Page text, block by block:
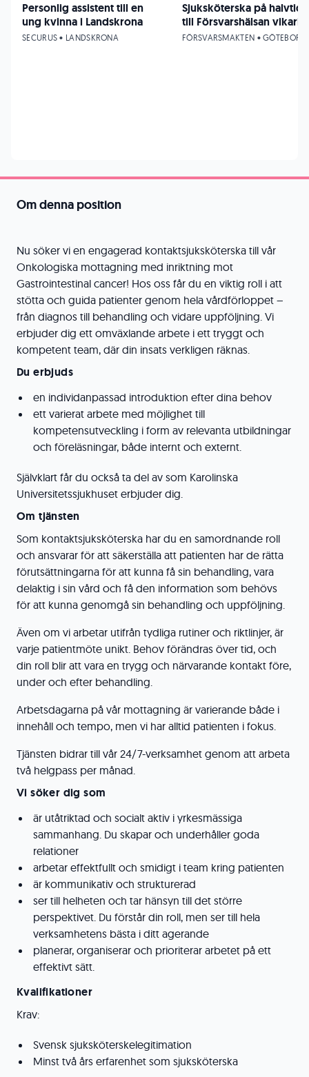
Om denna position
Nu söker vi en engagerad kontaktsjuksköterska till vår
Onkologiska mottagning med inriktning mot
Gastrointestinal cancer! Hos oss får du en viktig roll i att
stötta och guida patienter genom hela vårdförloppet –
från diagnos till behandling och vidare uppföljning. Vi
erbjuder dig ett omväxlande arbete i ett tryggt och
kompetent team, där din insats verkligen räknas.
Du erbjuds
en individanpassad introduktion efter dina behov
ett varierat arbete med möjlighet till
kompetensutveckling i form av relevanta utbildningar
och föreläsningar, både internt och externt.
Självklart får du också ta del av som Karolinska
Universitetssjukhuset erbjuder dig.
Om tjänsten
Som kontaktsjuksköterska har du en samordnande roll
och ansvarar för att säkerställa att patienten har de rätta
förutsättningarna för att kunna få sin behandling, vara
delaktig i sin vård och få den information som behövs
för att kunna genomgå sin behandling och uppföljning.
Även om vi arbetar utifrån tydliga rutiner och riktlinjer, är
varje patientmöte unikt. Behov förändras över tid, och
din roll blir att vara en trygg och närvarande kontakt före,
under och efter behandling.
Arbetsdagarna på vår mottagning är varierande både i
innehåll och tempo, men vi har alltid patienten i fokus.
Tjänsten bidrar till vår 24/7-verksamhet genom att arbeta
två helgpass per månad.
Vi söker dig som
är utåtriktad och socialt aktiv i yrkesmässiga
sammanhang. Du skapar och underhåller goda
relationer
arbetar effektfullt och smidigt i team kring patienten
är kommunikativ och strukturerad
ser till helheten och tar hänsyn till det större
perspektivet. Du förstår din roll, men ser till hela
verksamhetens bästa i ditt agerande
planerar, organiserar och prioriterar arbetet på ett
effektivt sätt.
Kvalifikationer
Krav:
Svensk sjuksköterskelegitimation
Minst två års erfarenhet som sjuksköterska
Personlig assistent till en
ung kvinna i Landskrona
SECURUS • LANDSKRONA
Sjuksköterska på halvtid
till Försvarshälsan vikariat
FÖRSVARSMAKTEN • GÖTEBORG